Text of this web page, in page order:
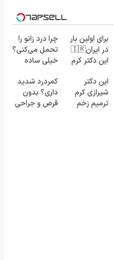
برای اولین بار
در ایران🇮🇷
این دکتر کرم
23 روزه
ساخت!
چرا درد زانو را
تحمل می‌کنی؟
خیلی ساده
درمانش کن
این دکتر
شیرازی کرم
ترمیم زخم
کمردرد شدید
داری؟ بدون
قرص و جراحی